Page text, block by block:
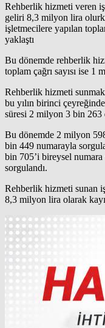
Rehberlik hizmeti veren
geliri 8,3 milyon lira
işletmecilere yapılan
yaklaştı
Bu dönemde rehberlik
toplam çağrı sayısı ise
Rehberlik hizmeti
bu yılın birinci
süresi 2 milyon 3 bin 263
Bu dönemde 2 milyon
bin 449 numarayla
bin 705’i bireysel
sorgulandı.
Rehberlik hizmeti sunan
8,3 milyon lira olarak